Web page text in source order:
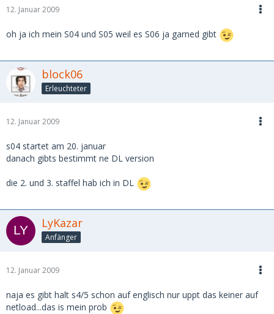
12. Januar 2009
oh ja ich mein S04 und S05 weil es S06 ja garned gibt
block06
Erleuchteter
12. Januar 2009
s04 startet am 20. januar
danach gibts bestimmt ne DL version
die 2. und 3. staffel hab ich in DL
LyKazar
Anfänger
12. Januar 2009
naja es gibt halt s4/5 schon auf englisch nur uppt das keiner auf
netload...das is mein prob